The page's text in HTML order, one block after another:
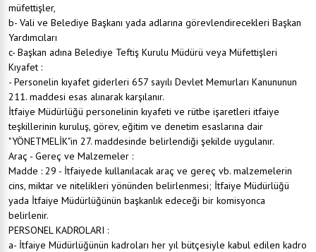
müfettişler,
b- Vali ve Belediye Başkanı yada adlarına görevlendirecekleri Başkan
Yardımcıları
c- Başkan adına Belediye Teftiş Kurulu Müdürü veya Müfettişleri
Kıyafet :
- Personelin kıyafet giderleri 657 sayılı Devlet Memurları Kanununun
211. maddesi esas alınarak karşılanır.
İtfaiye Müdürlüğü personelinin kıyafeti ve rütbe işaretleri itfaiye
teşkillerinin kuruluş, görev, eğitim ve denetim esaslarına dair
"YÖNETMELİK"in 27. maddesinde belirlendiği şekilde uygulanır.
Araç - Gereç ve Malzemeler :
Madde : 29 - İtfaiyede kullanılacak araç ve gereç vb. malzemelerin
cins, miktar ve nitelikleri yönünden belirlenmesi; İtfaiye Müdürlüğü
yada İtfaiye Müdürlüğünün başkanlık edeceği bir komisyonca
belirlenir.
PERSONEL KADROLARI :
a- İtfaiye Müdürlüğünün kadroları her yıl bütçesiyle kabul edilen kadro